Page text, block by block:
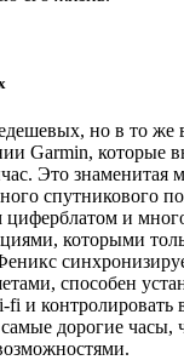
но в то же
Garmin, которые
Это знаменитая
спутникового
и
которыми
способен
fi и контролировать
дорогие часы,